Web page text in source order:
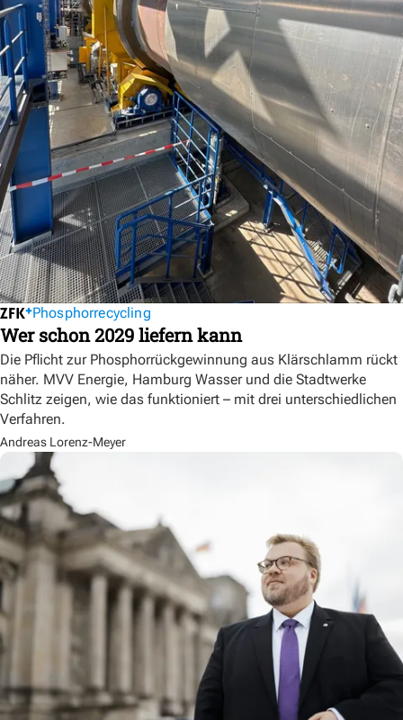
Phosphorrecycling
Wer schon 2029 liefern kann
Die Pflicht zur Phosphorrückgewinnung aus Klärschlamm rückt
näher. MVV Energie, Hamburg Wasser und die Stadtwerke
Schlitz zeigen, wie das funktioniert – mit drei unterschiedlichen
Verfahren.
Andreas Lorenz-Meyer